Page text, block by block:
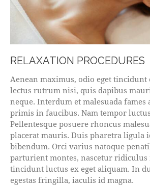
RELAXATION PROCEDURES
Aenean maximus, odio eget tincidunt
lectus rutrum nisi, quis dapibus
neque. Interdum et malesuada fames
primis in faucibus. Nam tempor
Pellentesque posuere rhoncus
placerat mauris. Duis pharetra ligula
bibendum. Orci varius natoque
parturient montes, nascetur ridiculus
tincidunt luctus ex eget aliquam. In
egestas fringilla, iaculis id magna.